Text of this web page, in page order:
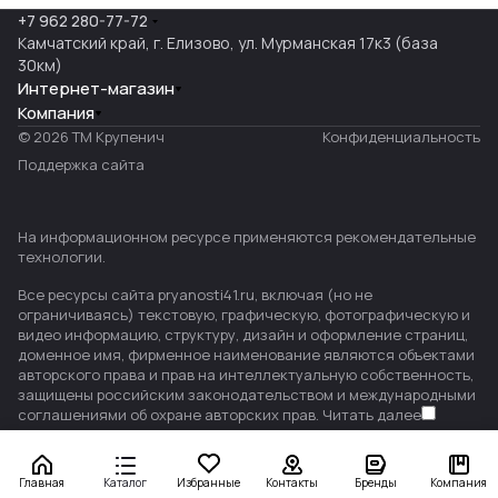
Главная Каталог Избранные Контакты Бренды Компания
+7 962 280-77-72
Камчатский край, г. Елизово, ул. Мурманская 17к3 (база
30км)
Интернет-магазин
Компания
© 2026 ТМ Крупенич
Конфиденциальность
Поддержка сайта
На информационном ресурсе применяются рекомендательные
технологии.
Все ресурсы сайта pryanosti41.ru, включая (но не
ограничиваясь) текстовую, графическую, фотографическую и
видео информацию, структуру, дизайн и оформление страниц,
доменное имя, фирменное наименование являются объектами
авторского права и прав на интеллектуальную собственность,
защищены российским законодательством и международными
соглашениями об охране авторских прав. Читать далее